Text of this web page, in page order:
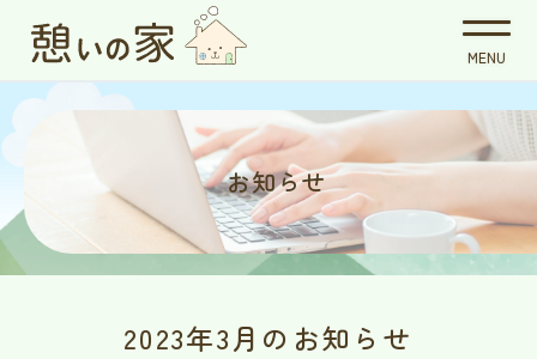
お知らせ
2023年3月のお知らせ